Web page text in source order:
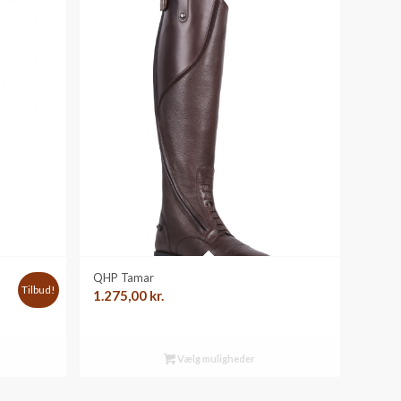
Tilbud!
QHP Tamar
1.275,00 kr.
Vælg muligheder